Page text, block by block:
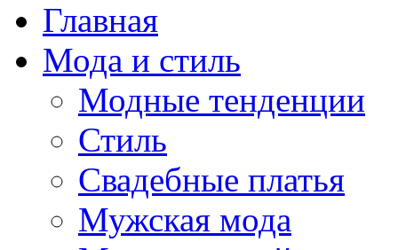
Главная
Мода и стиль
Модные тенденции
Стиль
Свадебные платья
Мужская мода